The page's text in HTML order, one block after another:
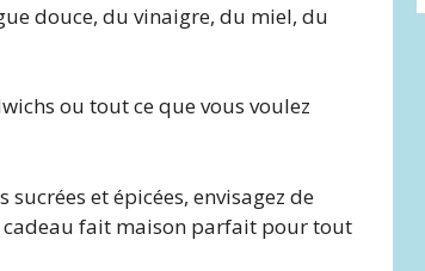
douce, du vinaigre, du miel, du
ou tout ce que vous voulez
et épicées, envisagez de
cadeau fait maison parfait pour tout